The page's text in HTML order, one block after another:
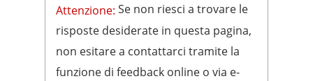
Attenzione: Se non riesci a trovare le
risposte desiderate in questa pagina,
non esitare a contattarci tramite la
funzione di feedback online o via e-